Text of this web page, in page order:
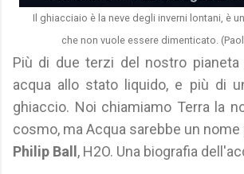
Il ghiacciaio è la neve degli inverni lontani, è
che non vuole essere dimenticato.
Più di due terzi del nostro
acqua allo stato liquido, e più di
ghiaccio. Noi chiamiamo Terra la
cosmo, ma Acqua sarebbe un nome
Philip Ball , H2O. Una biografia